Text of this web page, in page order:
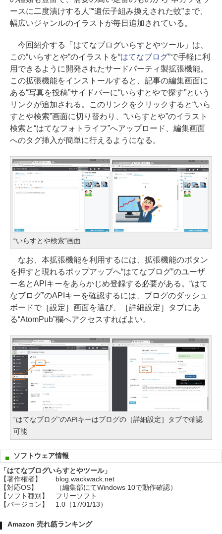
ースに二度漬けする人”“遺伝子組み換えされた蚊”まで、
幅広いジャンルのイラストが毎日追加されている。
今回紹介する「はてなブログいらすとやツール」は、
この“いらすとや”のイラストを“はてなブログ”で手軽に利
用できるように開発されたサードパーティ製拡張機能。
この拡張機能をインストールすると、記事の編集画面に
ある“写真を投稿”サイドバーに“いらすとやで探す”という
リンクが追加される。このリンクをクリックすると“いら
すとや検索”画面に切り替わり、“いらすとや”のイラスト
検索と“はてなフォトライフ”へアップロード、編集画面
へのタグ挿入が簡単に行えるようになる。
“いらすとや検索”画面
なお、本拡張機能を利用するには、拡張機能のボタン
を押すと現れるポップアップへ“はてなブログ”のユーザ
ー名とAPIキーをあらかじめ登録する必要がある。“はて
なブログ”のAPIキーを確認するには、ブログのダッシュ
ボードで［設定］画面を選び、［詳細設定］タブにあ
る“AtomPub”欄へアクセスすればよい。
“はてなブログ”のAPIキーはブログの［詳細設定］タブで確認
可能
ソフトウェア情報
「はてなブログいらすとやツール」
【著作権者】
blog.wackwack.net
【対応OS】
（編集部にてWindows 10で動作確認）
【ソフト種別】
フリーソフト
【バージョン】
1.0（17/01/13）
Amazon 売れ筋ランキング